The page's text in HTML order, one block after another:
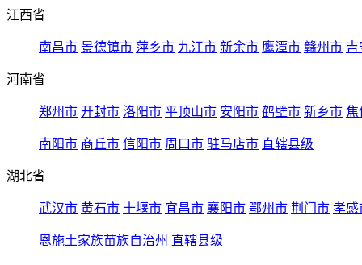
江西省
南昌市 景德镇市 萍乡市 九江市 新余市 鹰潭市 赣州市 吉
河南省
郑州市 开封市 洛阳市 平顶山市 安阳市 鹤壁市 新乡市 焦
南阳市 商丘市 信阳市 周口市 驻马店市 直辖县级
湖北省
武汉市 黄石市 十堰市 宜昌市 襄阳市 鄂州市 荆门市 孝感
恩施土家族苗族自治州 直辖县级